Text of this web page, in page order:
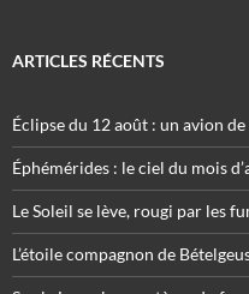
ARTICLES RÉCENTS
Éclipse du 12 août : un avion
Éphémérides : le ciel du mois
Le Soleil se lève, rougi par les
L’étoile compagnon de